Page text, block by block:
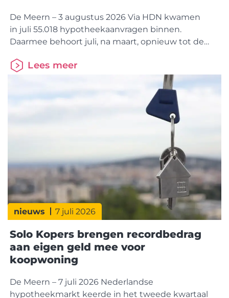
De Meern – 3 augustus 2026 Via HDN kwamen
in juli 55.018 hypotheekaanvragen binnen.
Daarmee behoort juli, na maart, opnieuw tot de
meer dan juli vorig jaar. Binnen de markt is wel een
duidelijke verschuiving zichtbaar. Kopers nemen
een groter aandeel voor hun rekening.
Doorstromers winnen terrein, terwijl starters juist
marktaandeel verliezen. Dit blijkt uit cijfers van
Lees meer
nieuws 7 juli 2026
Solo Kopers brengen recordbedrag
aan eigen geld mee voor
koopwoning
De Meern – 7 juli 2026 Nederlandse
hypotheekmarkt keerde in het tweede kwartaal